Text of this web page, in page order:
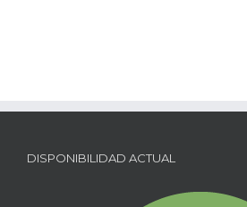
DISPONIBILIDAD ACTUAL